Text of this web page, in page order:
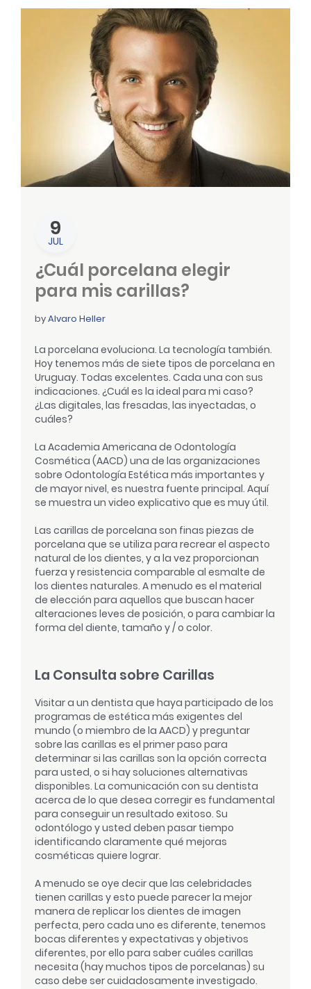
9
JUL
¿Cuál porcelana elegir
para mis carillas?
byAlvaro Heller
La porcelana evoluciona. La tecnología también.
Hoy tenemos más de siete tipos de porcelana en
Uruguay. Todas excelentes. Cada una con sus
indicaciones. ¿Cuál es la ideal para mi caso?
¿Las digitales, las fresadas, las inyectadas, o
cuáles?
La Academia Americana de Odontología
Cosmética (AACD) una de las organizaciones
sobre Odontología Estética más importantes y
de mayor nivel, es nuestra fuente principal. Aquí
se muestra un video explicativo que es muy útil.
Las carillas de porcelana son finas piezas de
porcelana que se utiliza para recrear el aspecto
natural de los dientes, y a la vez proporcionan
fuerza y resistencia comparable al esmalte de
los dientes naturales. A menudo es el material
de elección para aquellos que buscan hacer
alteraciones leves de posición, o para cambiar la
forma del diente, tamaño y / o color.
La Consulta sobre Carillas
Visitar a un dentista que haya participado de los
programas de estética más exigentes del
mundo (o miembro de la AACD) y preguntar
sobre las carillas es el primer paso para
determinar si las carillas son la opción correcta
para usted, o si hay soluciones alternativas
disponibles. La comunicación con su dentista
acerca de lo que desea corregir es fundamental
para conseguir un resultado exitoso. Su
odontólogo y usted deben pasar tiempo
identificando claramente qué mejoras
cosméticas quiere lograr.
A menudo se oye decir que las celebridades
tienen carillas y esto puede parecer la mejor
manera de replicar los dientes de imagen
perfecta, pero cada uno es diferente, tenemos
bocas diferentes y expectativas y objetivos
diferentes, por ello para saber cuáles carillas
necesita (hay muchos tipos de porcelanas) su
caso debe ser cuidadosamente investigado.